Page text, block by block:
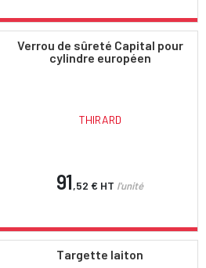
Verrou de sûreté Capital pour
cylindre européen
THIRARD
91,52 € HT l'unité
Targette laiton